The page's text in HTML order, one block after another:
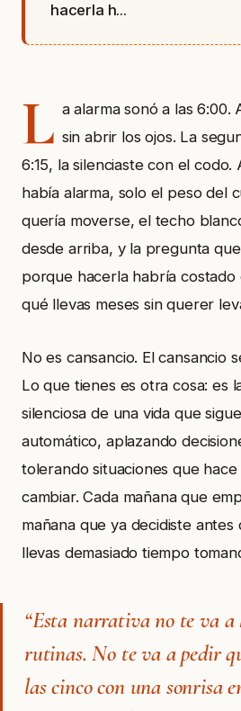
hacerla h...
L a alarma sonó a las
sin abrir los ojos. La
6:15, la silenciaste con el codo.
había alarma, solo el peso del
quería moverse, el techo
desde arriba, y la pregunta
porque hacerla habría costado
qué llevas meses sin querer
No es cansancio. El cansancio
Lo que tienes es otra cosa: es
silenciosa de una vida que
automático, aplazando
tolerando situaciones que
cambiar. Cada mañana que
mañana que ya decidiste antes
llevas demasiado tiempo
“Esta narrativa no te va a
rutinas. No te va a pedir
las cinco con una sonrisa